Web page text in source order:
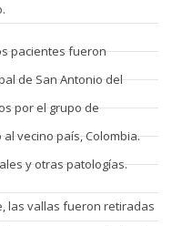
pacientes fueron
de San Antonio del
por el grupo de
vecino país, Colombia.
y otras patologías.
las vallas fueron retiradas